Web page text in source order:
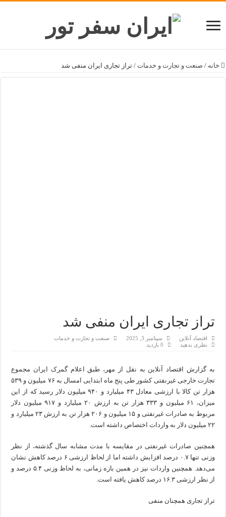
خانه / صنعت و تجارت و خدمات / تراز تجاری ایران منفی شد
تراز تجاری ایران منفی شد
اقتصاد آنلاین سپتامبر 3, 2025
صنعت و تجارت و خدمات
نظری بدهید
0 بازدید
به گزارش اقتصاد آنلاین به نقل از مهر، طبق اعلام گمرک ایران مجموع
تجارت خارجی غیرنفتی کشور طی پنج ماه ابتدایی امسال به ۷۶ میلیون و ۵۳۹
هزار تن کالا با ارزشی معادل ۴۳ میلیارد و ۹۴۰ میلیون دلار رسید که از این
میزان، ۶۱ میلیون و ۳۳۳ هزار تن به ارزش ۲۰ میلیارد و ۹۱۷ میلیون دلار
مربوط به صادرات غیرنفتی و ۱۵ میلیون و ۲۰۶ هزار تن به ارزش ۲۳ میلیارد و
۲۲ میلیون دلار به واردات اختصاص داشته است.
همچنین صادرات غیرنفتی در مقایسه با مدت مشابه سال گذشته، از نظر
وزنی تنها ۰.۷ درصد افزایش داشته اما از لحاظ ارزشی ۶ درصد کاهش نشان
می‌دهد. همچنین واردات نیز در همین بازه زمانی، به لحاظ وزنی ۵.۴ درصد و
از نظر ارزشی ۱۶.۳ درصد کاهش یافته است.
تراز تجاری همچنان منفی